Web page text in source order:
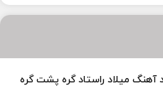
آهنگ میلاد راستاد گره پشت گره